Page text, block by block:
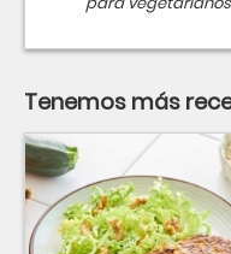
Tenemos más